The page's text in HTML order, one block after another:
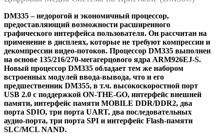
DM335 – недорогой и экономичный процессор,
предоставляющий возможности расширенного
графического интерфейса пользователя. Он рассчитан на
применение в дисплеях, которые не требуют компрессии и
декомпрессии видео-потоков. Процессор DM335 выполнен
на основе 135/216/270-мегагерцового ядра ARM926EJ-S.
Новый процессор DM335 обладает тем же набором
встроенных модулей ввода-вывода, что и его
предшественник DM355, в т.ч. высокоскоростной порт
USB 2.0 с поддержкой ON-THE-GO, интерфейс внешней
памяти, интерфейс памяти MOBILE DDR/DDR2, два
порта SDIO, три порта UART, два последовательных
аудио-порта, три порта SPI и интерфейс Flash-памяти
SLC/MCL NAND.